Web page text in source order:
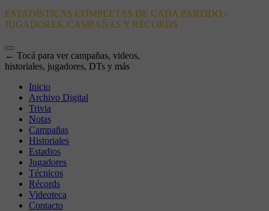
ESTADÍSTICAS COMPLETAS DE CADA PARTIDO -
JUGADORES, CAMPAÑAS Y RÉCORDS
← Tocá para ver campañas, videos,
historiales, jugadores, DTs y más
Inicio
Archivo Digital
Trivia
Notas
Campañas
Historiales
Estadios
Jugadores
Técnicos
Récords
Videoteca
Contacto